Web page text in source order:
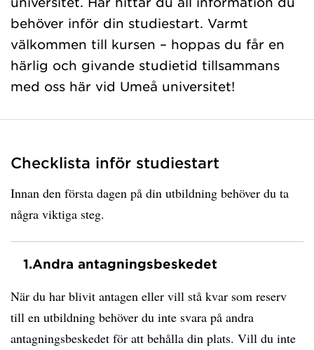
behöver inför din studiestart. Varmt
välkommen till kursen – hoppas du får en
härlig och givande studietid tillsammans
med oss här vid Umeå universitet!
Checklista inför studiestart
Innan den första dagen på din utbildning behöver du ta
några viktiga steg.
1.Andra antagningsbeskedet
När du har blivit antagen eller vill stå kvar som reserv
till en utbildning behöver du inte svara på andra
antagningsbeskedet för att behålla din plats. Vill du inte